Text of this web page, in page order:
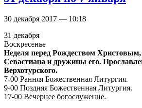
30 декабря 2017 — 10:18
31 декабря
Воскресенье
Неделя перед Рождеством
Севастиана и дружины его.
Верхотурского.
7-00 Ранняя Божественная Литургия.
9-00 Поздняя Божественная Литургия.
17-00 Вечернее богослужение.